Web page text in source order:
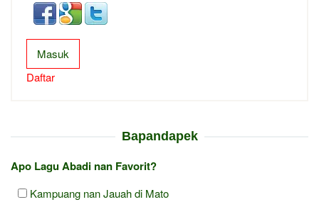
Masuk
Daftar
Bapandapek
Apo Lagu Abadi nan Favorit?
Kampuang nan Jauah di Mato